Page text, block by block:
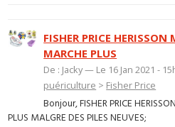
FISHER PRICE HERISSON
MARCHE PLUS
De : Jacky — Le 16 Jan 2021 -
puériculture > Fisher Price
Bonjour, FISHER PRICE
PLUS MALGRE DES PILES NEUVES;